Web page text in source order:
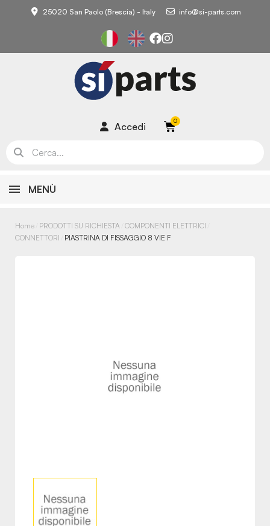
25020 San Paolo (Brescia) - Italy info@si-parts.com
Accedi
MENÙ
Home PRODOTTI SU RICHIESTA COMPONENTI ELETTRICI
CONNETTORI
PIASTRINA DI FISSAGGIO 8 VIE F